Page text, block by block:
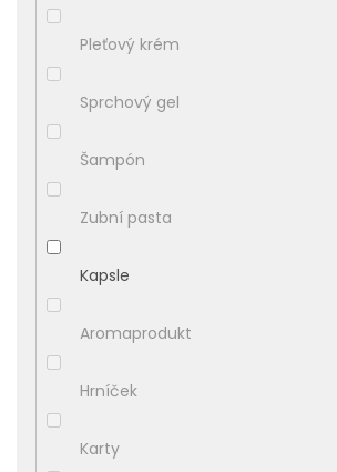
Pleťový krém
Sprchový gel
Šampón
Zubní pasta
Kapsle
Aromaprodukt
Hrníček
Karty